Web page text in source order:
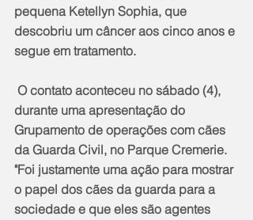
pequena Ketellyn Sophia, que
descobriu um câncer aos cinco anos e
segue em tratamento.
durante uma apresentação do
Grupamento de operações com cães
da Guarda Civil, no Parque Cremerie.
"Foi justamente uma ação para mostrar
o papel dos cães da guarda para a
sociedade e que eles são agentes